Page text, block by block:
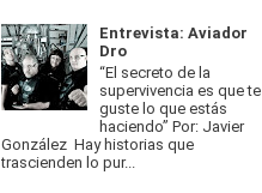
Entrevista: Aviador
Dro
“El secreto de la
supervivencia es que te
guste lo que estás
haciendo” Por: Javier
González Hay historias que
trascienden lo pur...